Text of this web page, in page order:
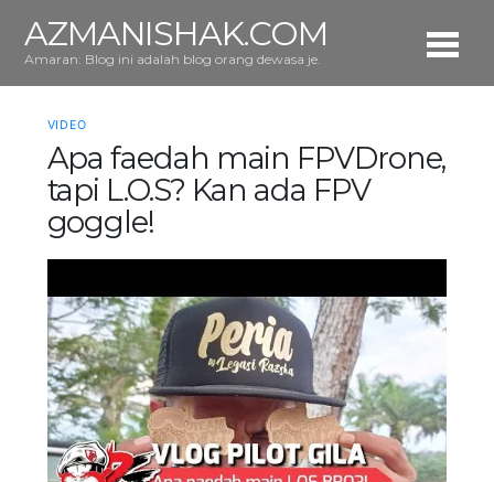
AZMANISHAK.COM
Amaran: Blog ini adalah blog orang dewasa je.
VIDEO
Apa faedah main FPVDrone,
tapi L.O.S? Kan ada FPV
goggle!